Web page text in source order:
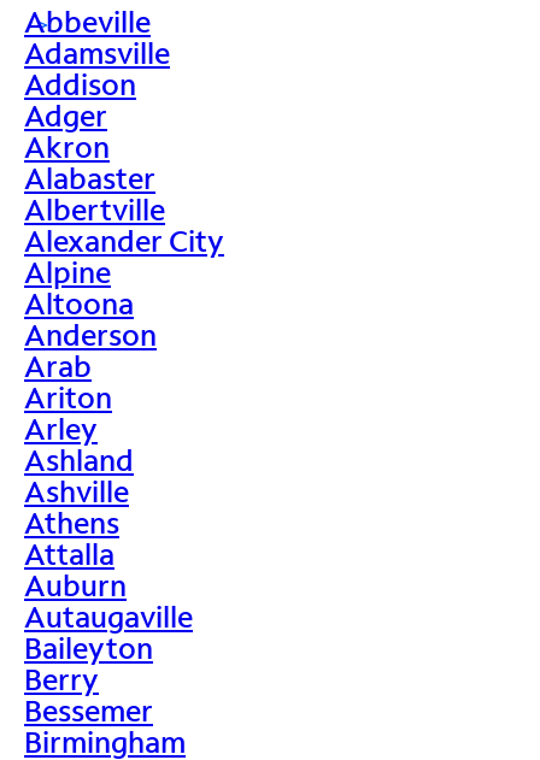
>
Abbeville
Adamsville
Addison
Adger
Akron
Alabaster
Albertville
Alexander City
Alpine
Altoona
Anderson
Arab
Ariton
Arley
Ashland
Ashville
Athens
Attalla
Auburn
Autaugaville
Baileyton
Berry
Bessemer
Birmingham